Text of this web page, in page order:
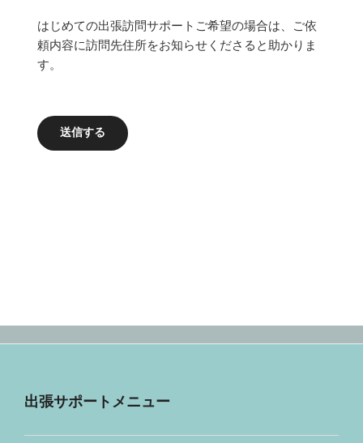
はじめての出張訪問サポートご希望の場合は、ご依
頼内容に訪問先住所をお知らせくださると助かりま
す。
送信する
出張サポートメニュー